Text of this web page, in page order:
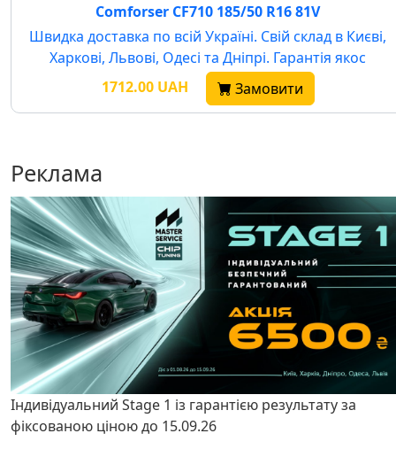
Comforser CF710 185/50 R16 81V
Швидка доставка по всій Україні. Свій склад в Києві,
Харкові, Львові, Одесі та Дніпрі. Гарантія якос
1712.00 UAH
Замовити
Реклама
Індивідуальний Stage 1 із гарантією результату за
фіксованою ціною до 15.09.26